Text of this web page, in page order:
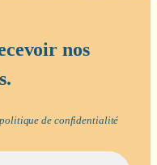
nos
politique de confidentialité